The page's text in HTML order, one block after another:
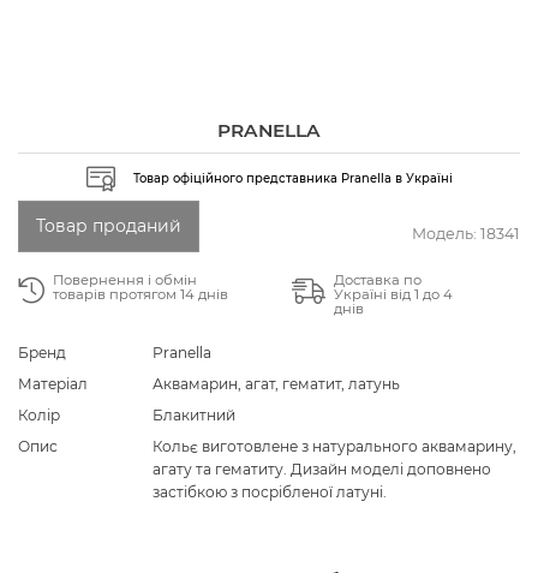
PRANELLA
Товар офіційного представника Pranella в Україні
Модель: 18341
Товар проданий
Повернення і обмін
товарів протягом 14 днів
Доставка по
Україні від 1 до 4
днів
Бренд
Pranella
Матеріал
Аквамарин, агат, гематит, латунь
Колір
Блакитний
Опис
Кольє виготовлене з натурального аквамарину,
агату та гематиту. Дизайн моделі доповнено
застібкою з посрібленої латуні.